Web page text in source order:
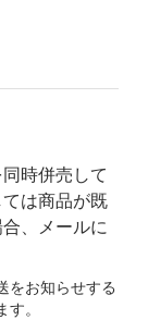
時併売して
は商品が既
、メールに
をお知らせする
。